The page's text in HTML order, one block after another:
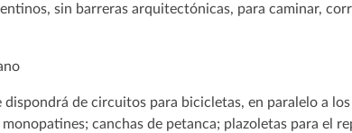
sin barreras arquitectónicas, para caminar,
de circuitos para bicicletas, en paralelo a
monopatines; canchas de petanca; plazoletas para el